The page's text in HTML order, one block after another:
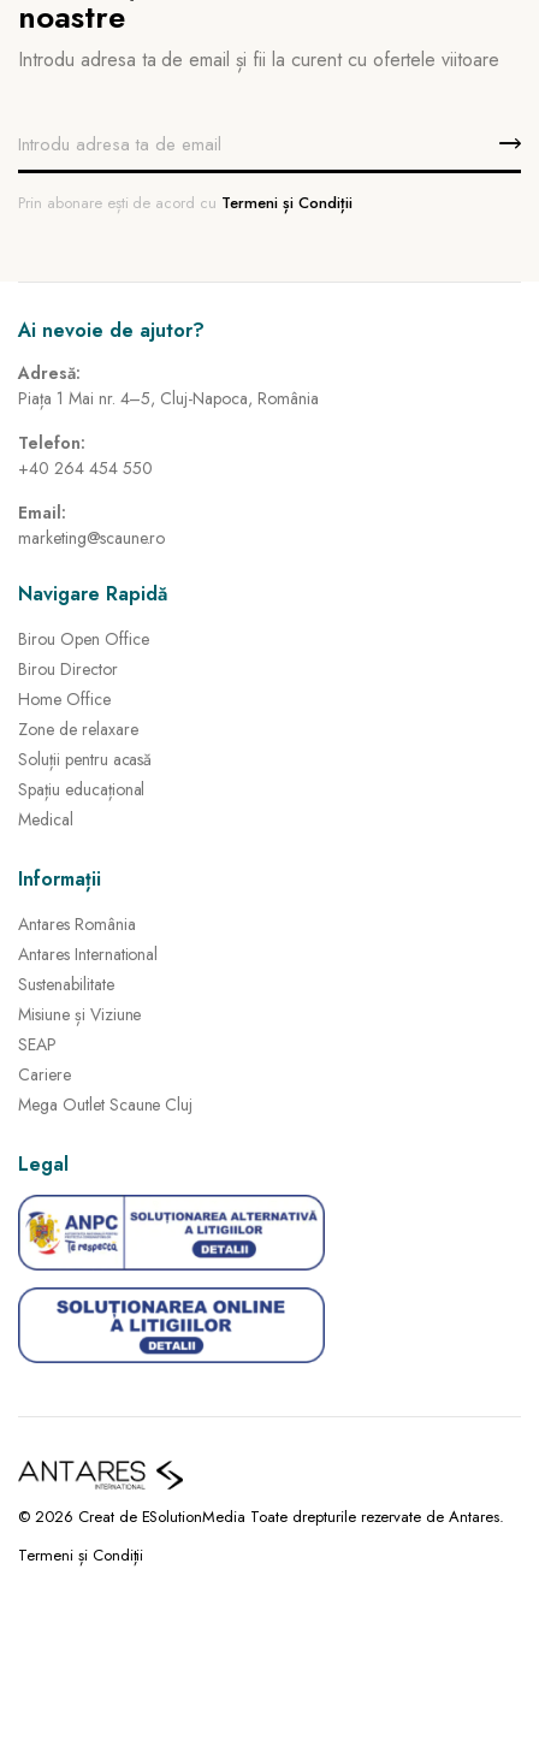
noastre
Introdu adresa ta de email și fii la curent cu ofertele viitoare
Prin abonare ești de acord cu Termeni și Condiții
Ai nevoie de ajutor?
Adresă:
Piața 1 Mai nr. 4–5, Cluj-Napoca, România
Telefon:
+40 264 454 550
Email:
marketing@scaune.ro
Navigare Rapidă
Birou Open Office
Birou Director
Home Office
Zone de relaxare
Soluții pentru acasă
Spațiu educațional
Medical
Informații
Antares România
Antares International
Sustenabilitate
Misiune și Viziune
SEAP
Cariere
Mega Outlet Scaune Cluj
Legal
© 2026 Creat de ESolutionMedia Toate drepturile rezervate de Antares.
Termeni și Condiții